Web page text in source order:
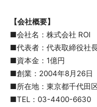
【会社概要】
■会社名：株式会社 ROI
■代表者：代表取締役社
■資本金：1億円
■創業：2004年8月26日
■所在地：東京都千代田
■TEL：03-4400-6630